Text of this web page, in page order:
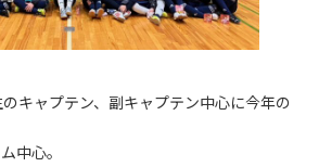
キャプテン、副キャプテン中心に今年の
中心。